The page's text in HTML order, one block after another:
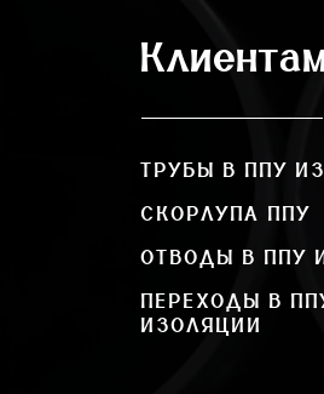
ТРУБЫ В ППУ
СКОРЛУПА ППУ
ОТВОДЫ В ППУ
ПЕРЕХОДЫ В
ИЗОЛЯЦИИ